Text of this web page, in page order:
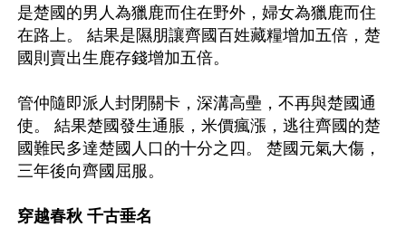
是楚國的男人為獵鹿而住在野外，婦女為獵鹿而住
在路上。 結果是隰朋讓齊國百姓藏糧增加五倍，楚
國則賣出生鹿存錢增加五倍。
管仲隨即派人封閉關卡，深溝高壘，不再與楚國通
使。 結果楚國發生通脹，米價瘋漲，逃往齊國的楚
國難民多達楚國人口的十分之四。 楚國元氣大傷，
三年後向齊國屈服。
穿越春秋 千古垂名